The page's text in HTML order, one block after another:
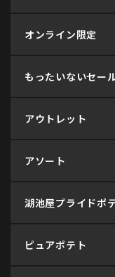
オンライン限定
もったいないセー
アウトレット
アソート
湖池屋プライドポ
ピュアポテト